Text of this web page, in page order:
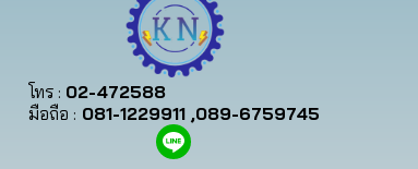
โทร : 02-472588
มือถือ : 081-1229911 ,089-6759745